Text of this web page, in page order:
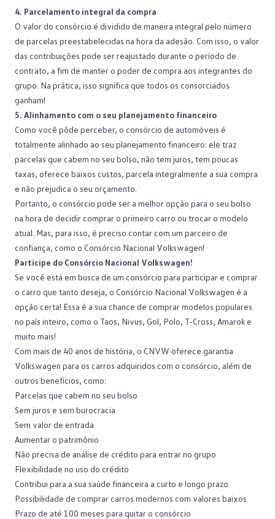
4. Parcelamento integral da compra
O valor do consórcio é dividido de maneira integral pelo número
de parcelas preestabelecidas na hora da adesão. Com isso, o valor
das contribuições pode ser reajustado durante o período de
contrato, a fim de manter o poder de compra aos integrantes do
grupo. Na prática, isso significa que todos os consorciados
ganham!
5. Alinhamento com o seu planejamento financeiro
Como você pôde perceber, o consórcio de automóveis é
totalmente alinhado ao seu planejamento financeiro: ele traz
parcelas que cabem no seu bolso, não tem juros, tem poucas
taxas, oferece baixos custos, parcela integralmente a sua compra
e não prejudica o seu orçamento.
Portanto, o consórcio pode ser a melhor opção para o seu bolso
na hora de decidir comprar o primeiro carro ou trocar o modelo
atual. Mas, para isso, é preciso contar com um parceiro de
confiança, como o Consórcio Nacional Volkswagen!
Participe do Consórcio Nacional Volkswagen!
Se você está em busca de um consórcio para participar e comprar
o carro que tanto deseja, o Consórcio Nacional Volkswagen é a
opção certa! Essa é a sua chance de comprar modelos populares
no país inteiro, como o Taos, Nivus, Gol, Polo, T-Cross, Amarok e
muito mais!
Com mais de 40 anos de história, o CNVW oferece garantia
Volkswagen para os carros adquiridos com o consórcio, além de
outros benefícios, como:
Parcelas que cabem no seu bolso
Sem juros e sem burocracia
Sem valor de entrada
Aumentar o patrimônio
Não precisa de análise de crédito para entrar no grupo
Flexibilidade no uso do crédito
Contribui para a sua saúde financeira a curto e longo prazo
Possibilidade de comprarcarros modernos com valores baixos
Prazo de até 100 meses para quitar o consórcio